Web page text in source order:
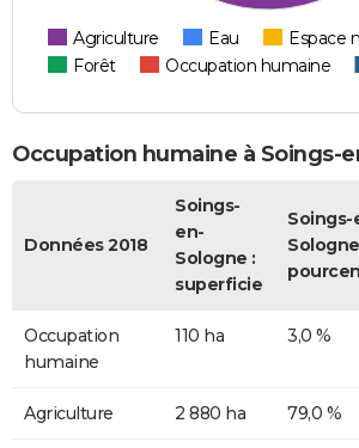
Agriculture Eau
Espace
Forêt
Occupation humaine
Occupation humaine à Soings-
Données 2018
Soings-
en-
Sologne :
superficie
Soings-
Occupation
humaine
110 ha 3,0 %
Agriculture 2 880 ha 79,0 %